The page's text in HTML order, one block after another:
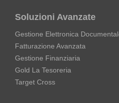
Soluzioni Avanzate
Gestione Elettronica
Fatturazione Avanzata
Gestione Finanziaria
Gold La Tesoreria
Target Cross